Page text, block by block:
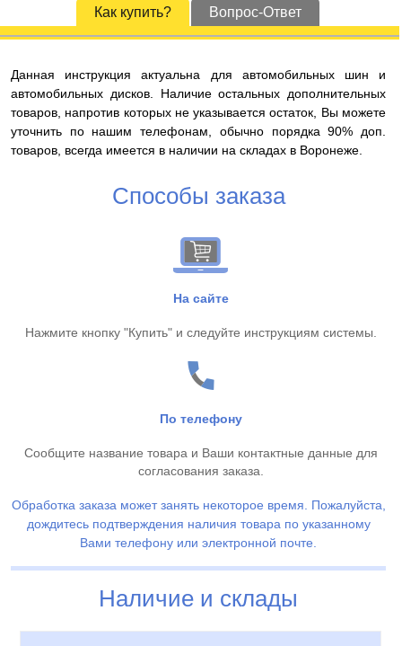
Как купить? Вопрос-Ответ
Данная инструкция актуальна для автомобильных шин и
автомобильных дисков. Наличие остальных дополнительных
товаров, напротив которых не указывается остаток, Вы можете
уточнить по нашим телефонам, обычно порядка 90% доп.
товаров, всегда имеется в наличии на складах в Воронеже.
Способы заказа
На сайте
Нажмите кнопку "Купить" и следуйте инструкциям системы.
По телефону
Сообщите название товара и Ваши контактные данные для
согласования заказа.
Обработка заказа может занять некоторое время. Пожалуйста,
дождитесь подтверждения наличия товара по указанному
Вами телефону или электронной почте.
Наличие и склады